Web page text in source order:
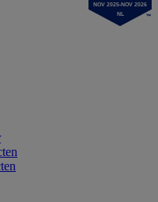
NOV 2025-NOV 2026
NL